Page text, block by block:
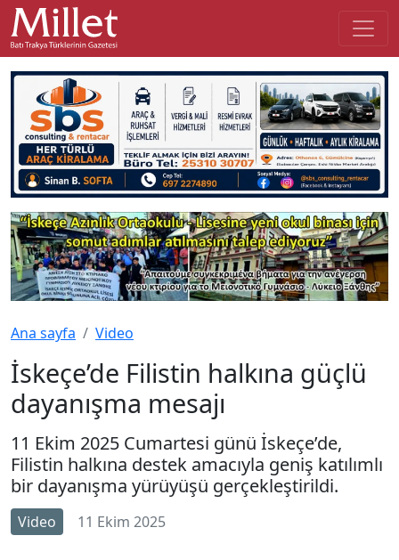
Ana sayfa Video
İskeçe’de Filistin halkına güçlü
dayanışma mesajı
11 Ekim 2025 Cumartesi günü İskeçe’de,
Filistin halkına destek amacıyla geniş katılımlı
bir dayanışma yürüyüşü gerçekleştirildi.
Video 11 Ekim 2025